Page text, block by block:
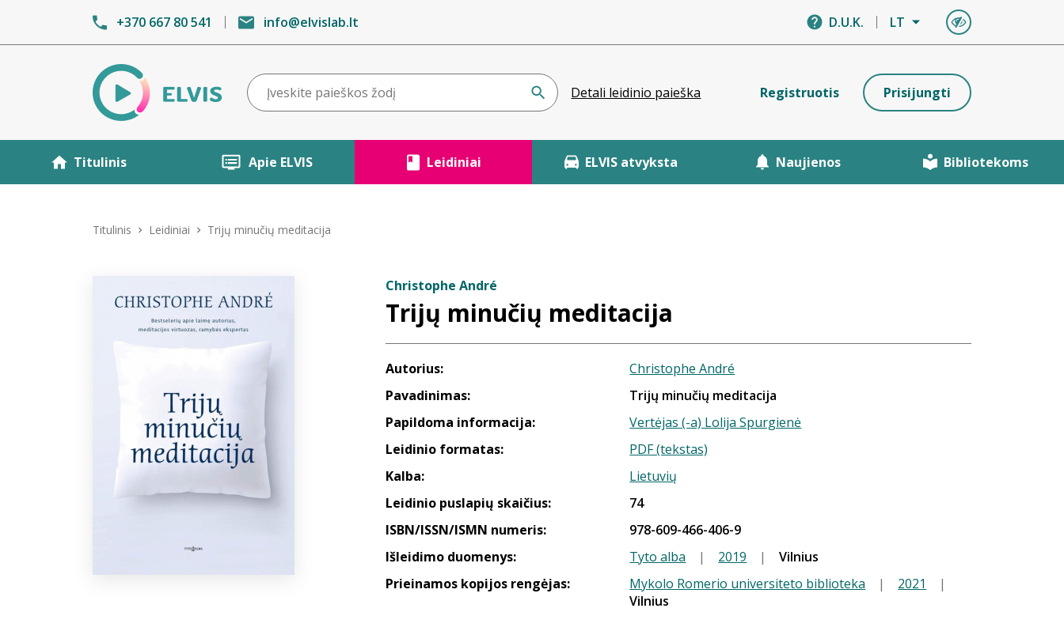
+370 667 80 541 info@elvislab.lt D.U.K. LT
Detali leidinio paieška Registruotis Prisijungti
Titulinis Apie ELVIS Leidiniai ELVIS atvyksta Naujienos Bibliotekoms
Titulinis Leidiniai Trijų minučių meditacija
Christophe André
Trijų minučių meditacija
Autorius:
Christophe André
Pavadinimas:
Trijų minučių meditacija
Papildoma informacija:
Vertėjas (-a) Lolija Spurgienė
Leidinio formatas:
PDF (tekstas)
Kalba:
Lietuvių
Leidinio puslapių skaičius:
74
ISBN/ISSN/ISMN numeris:
978-609-466-406-9
Išleidimo duomenys:
Tyto alba | 2019 |
Vilnius
Prieinamos kopijos rengėjas:
Mykolo Romerio universiteto biblioteka | 2021
|
Vilnius